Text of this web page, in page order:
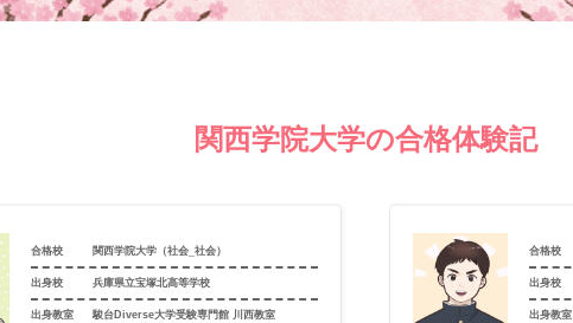
関西学院大学の合格体験記
合格校 関西学院大学（社会_社会）
出身校 兵庫県立宝塚北高等学校
出身教室 駿台Diverse大学受験専門館 川西教室
合格校
出身校
出身教室